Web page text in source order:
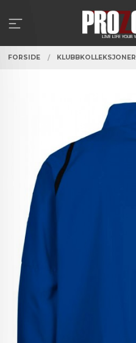
innholdet
FORSIDE KLUBBKOLLEKSJONER